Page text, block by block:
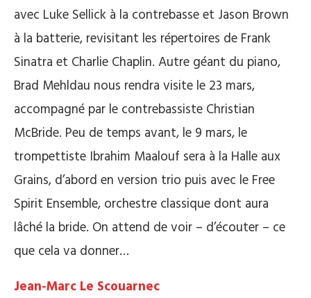
avec Luke Sellick à la contrebasse et Jason Brown
à la batterie, revisitant les répertoires de Frank
Sinatra et Charlie Chaplin. Autre géant du piano,
Brad Mehldau nous rendra visite le 23 mars,
accompagné par le contrebassiste Christian
McBride. Peu de temps avant, le 9 mars, le
trompettiste Ibrahim Maalouf sera à la Halle aux
Grains, d’abord en version trio puis avec le Free
Spirit Ensemble, orchestre classique dont aura
lâché la bride. On attend de voir – d’écouter – ce
que cela va donner…
Jean-Marc Le Scouarnec